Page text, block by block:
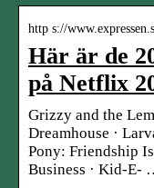
http s://
Här är de
på Netflix
Grizzy and the
Dreamhouse ·
Pony: Friendship
Business · Kid-E-